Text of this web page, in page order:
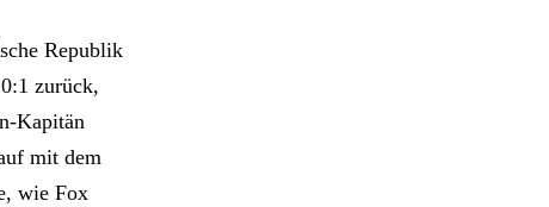
Republik
zurück,
Kapitän
mit dem
wie Fox